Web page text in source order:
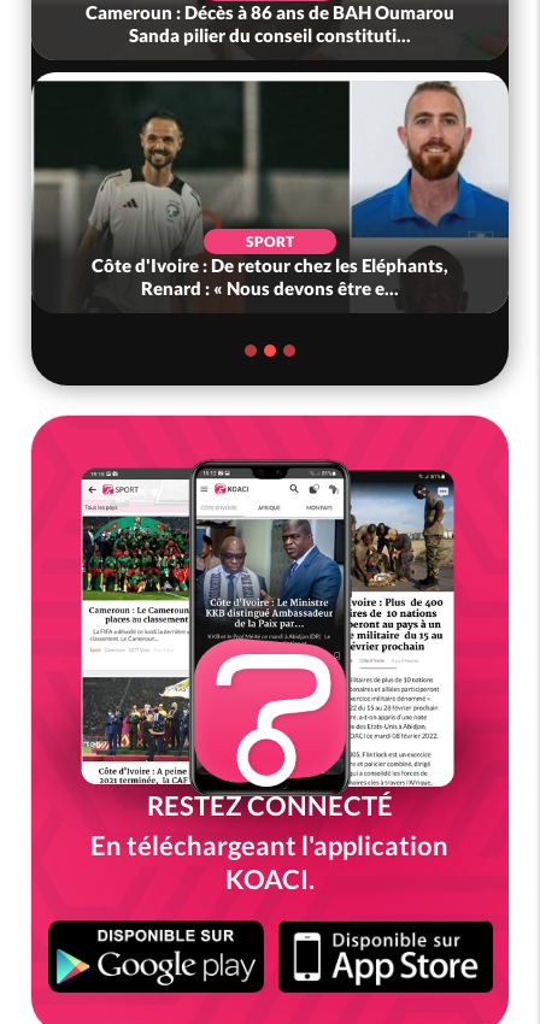
Cameroun : Décès à 86 ans de BAH Oumarou
Sanda pilier du conseil constituti...
SPORT
Côte d'Ivoire : De retour chez les Eléphants,
Renard : « Nous devons être e...
RESTEZ CONNECTÉ
En téléchargeant l'application
KOACI.